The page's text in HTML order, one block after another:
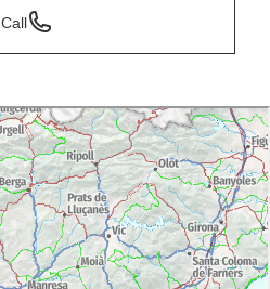
Call